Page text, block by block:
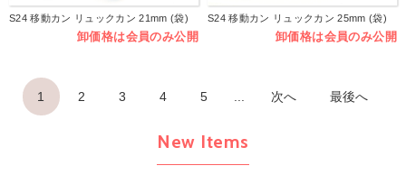
S24 移動カン リュックカン 21mm (袋)
卸価格は会員のみ公開
S24 移動カン リュックカン 25mm (袋)
卸価格は会員のみ公開
1 2 3 4 5 ... 次へ 最後へ
New Items